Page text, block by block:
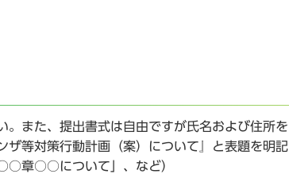
また、提出書式は自由ですが氏名および住所を
ザ等対策行動計画（案）について』と表題を明記
○○章○○について」、など）